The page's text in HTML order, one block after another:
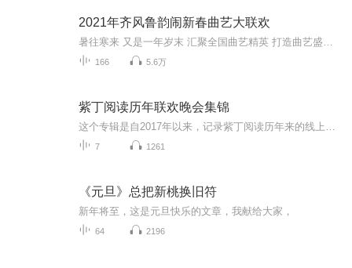
2021年齐风鲁韵闹新春曲艺大联欢
166 5.6万
紫丁阅读历年联欢晚会集锦
7 1261
《元旦》总把新桃换旧符
新年将至，这是元旦快乐的文章，我献给大家，
64 2196